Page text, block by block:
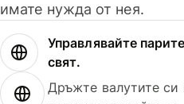
имате нужда от нея.
Управлявайте
свят.
Дръжте валутите